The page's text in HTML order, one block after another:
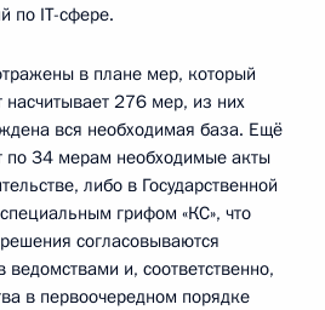
по IT-сфере.
в плане мер, который
276 мер, из них
вся необходимая база. Ещё
по 34 мерам необходимые акты
либо в Государственной
грифом «КС», что
согласовываются
ведомствами и, соответственно,
в первоочередном порядке